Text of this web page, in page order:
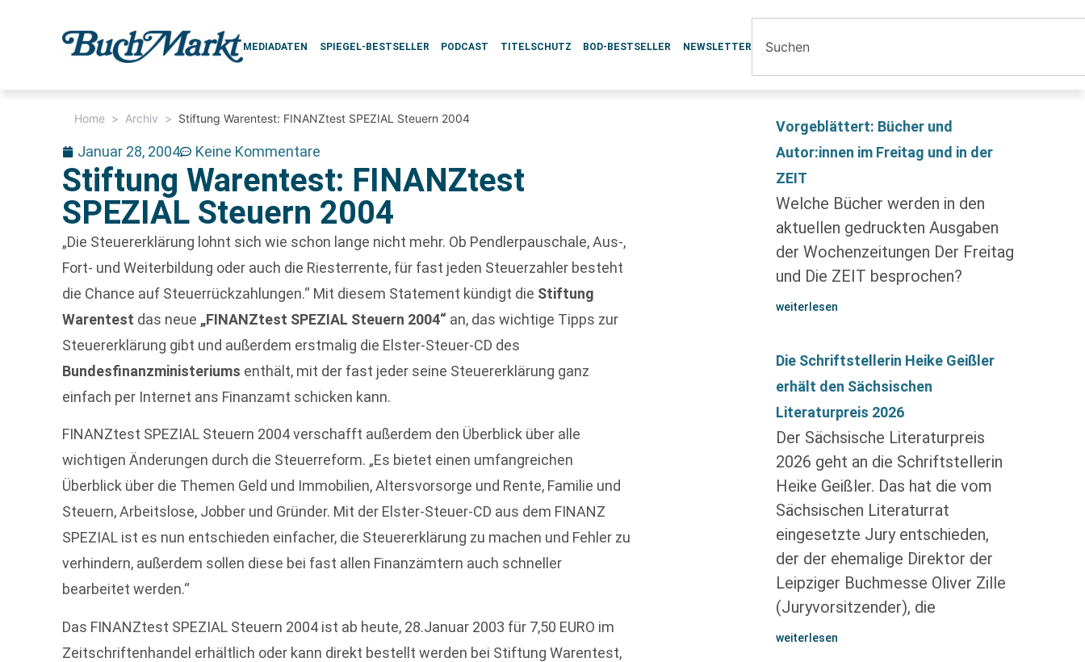
MEDIADATEN SPIEGEL-BESTSELLER PODCAST TITELSCHUTZ BOD-BESTSELLER NEWSLETTER
Home > Archiv > Stiftung Warentest: FINANZtest SPEZIAL Steuern 2004
Januar 28, 2004 Keine Kommentare
Stiftung Warentest: FINANZtest
SPEZIAL Steuern 2004
„Die Steuererklärung lohnt sich wie schon lange nicht mehr. Ob Pendlerpauschale, Aus-,
Fort- und Weiterbildung oder auch die Riesterrente, für fast jeden Steuerzahler besteht
die Chance auf Steuerrückzahlungen.“ Mit diesem Statement kündigt die Stiftung
Warentest das neue „FINANZtest SPEZIAL Steuern 2004“ an, das wichtige Tipps zur
Steuererklärung gibt und außerdem erstmalig die Elster-Steuer-CD des
Bundesfinanzministeriums enthält, mit der fast jeder seine Steuererklärung ganz
einfach per Internet ans Finanzamt schicken kann.
FINANZtest SPEZIAL Steuern 2004 verschafft außerdem den Überblick über alle
wichtigen Änderungen durch die Steuerreform. „Es bietet einen umfangreichen
Überblick über die Themen Geld und Immobilien, Altersvorsorge und Rente, Familie und
Steuern, Arbeitslose, Jobber und Gründer. Mit der Elster-Steuer-CD aus dem FINANZ
SPEZIAL ist es nun entschieden einfacher, die Steuererklärung zu machen und Fehler zu
verhindern, außerdem sollen diese bei fast allen Finanzämtern auch schneller
bearbeitet werden.“
Das FINANZtest SPEZIAL Steuern 2004 ist ab heute, 28.Januar 2003 für 7,50 EURO im
Zeitschriftenhandel erhältlich oder kann direkt bestellt werden bei Stiftung Warentest,
Vorgeblättert: Bücher und
Autor:innen im Freitag und in der
ZEIT
Welche Bücher werden in den
aktuellen gedruckten Ausgaben
der Wochenzeitungen Der Freitag
und Die ZEIT besprochen?
weiterlesen
Die Schriftstellerin Heike Geißler
erhält den Sächsischen
Literaturpreis 2026
Der Sächsische Literaturpreis
2026 geht an die Schriftstellerin
Heike Geißler. Das hat die vom
Sächsischen Literaturrat
eingesetzte Jury entschieden,
der der ehemalige Direktor der
Leipziger Buchmesse Oliver Zille
(Juryvorsitzender), die
weiterlesen